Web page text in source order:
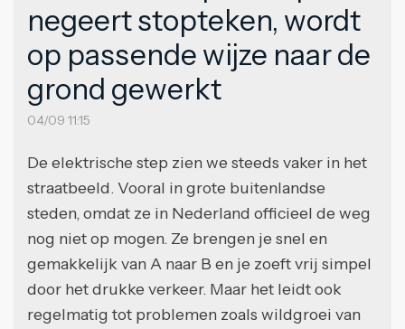
negeert stopteken, wordt
op passende wijze naar de
grond gewerkt
04/09 11:15
De elektrische step zien we steeds vaker in het
straatbeeld. Vooral in grote buitenlandse
steden, omdat ze in Nederland officieel de weg
nog niet op mogen. Ze brengen je snel en
gemakkelijk van A naar B en je zoeft vrij simpel
door het drukke verkeer. Maar het leidt ook
regelmatig tot problemen zoals wildgroei van